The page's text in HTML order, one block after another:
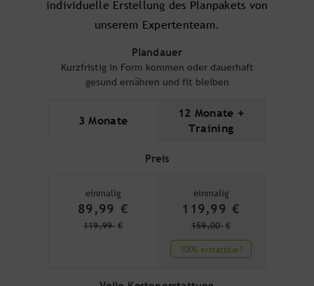
individuelle Erstellung des Planpakets von
unserem Expertenteam.
Plandauer
Kurzfristig in Form kommen oder dauerhaft
gesund ernähren und fit bleiben
3 Monate
12 Monate +
Training
Preis
einmalig
89,99 €
119,99 €
einmalig
119,99 €
159,00 €
100% erstattbar!